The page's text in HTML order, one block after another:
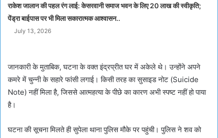
राकेश जालान की पहल रंग लाई: केसरवानी समाज भवन के लिए 20 लाख की स्वीकृति;
पेंड्रा बाईपास पर भी मिला सकारात्मक आश्वासन..
July 13, 2026
जानकारी के मुताबिक, घटना के वक्त इंद्रप्रीत घर में अकेले थे। उन्होंने अपने
कमरे में चुन्नी के सहारे फांसी लगाई। किसी तरह का सुसाइड नोट (Suicide
Note) नहीं मिला है, जिससे आत्महत्या के पीछे का कारण अभी स्पष्ट नहीं हो पाया
है।
घटना की सूचना मिलते ही सुपेला थाना पुलिस मौके पर पहुंची। पुलिस ने शव को